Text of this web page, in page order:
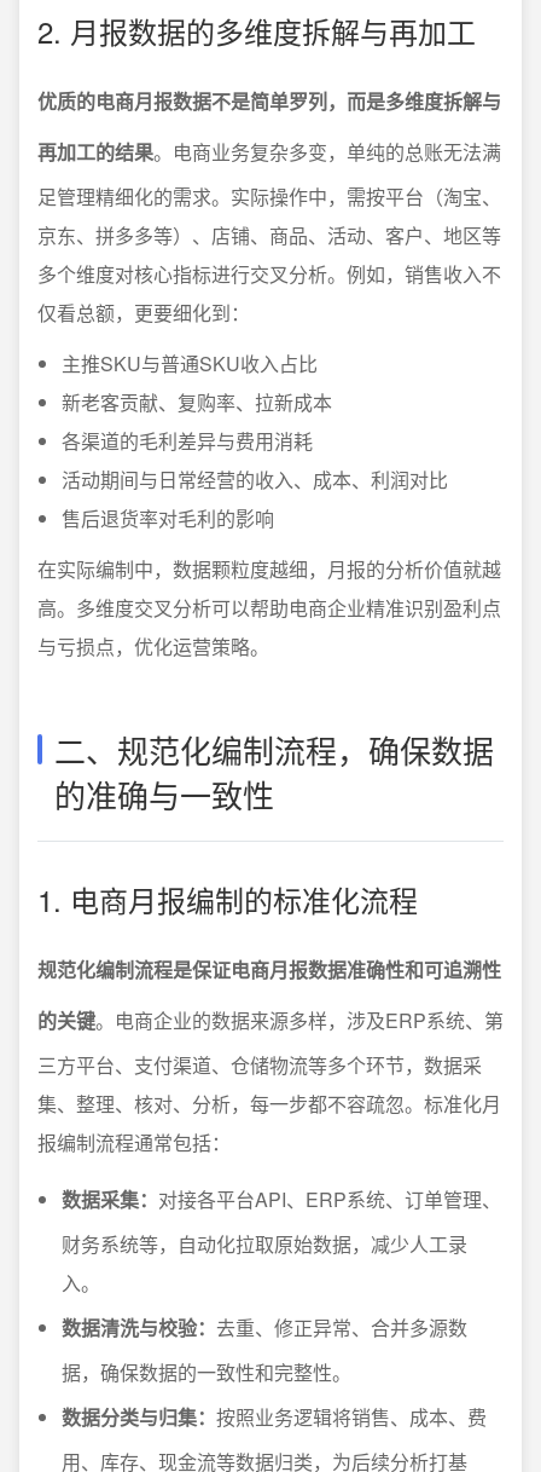
2. 月报数据的多维度拆解与再加工
优质的电商月报数据不是简单罗列，而是多维度拆解与
再加工的结果。电商业务复杂多变，单纯的总账无法满
足管理精细化的需求。实际操作中，需按平台（淘宝、
京东、拼多多等）、店铺、商品、活动、客户、地区等
多个维度对核心指标进行交叉分析。例如，销售收入不
仅看总额，更要细化到：
主推SKU与普通SKU收入占比
新老客贡献、复购率、拉新成本
各渠道的毛利差异与费用消耗
活动期间与日常经营的收入、成本、利润对比
售后退货率对毛利的影响
在实际编制中，数据颗粒度越细，月报的分析价值就越
高。多维度交叉分析可以帮助电商企业精准识别盈利点
与亏损点，优化运营策略。
二、规范化编制流程，确保数据
的准确与一致性
1. 电商月报编制的标准化流程
规范化编制流程是保证电商月报数据准确性和可追溯性
的关键。电商企业的数据来源多样，涉及ERP系统、第
三方平台、支付渠道、仓储物流等多个环节，数据采
集、整理、核对、分析，每一步都不容疏忽。标准化月
报编制流程通常包括：
数据采集： 对接各平台API、ERP系统、订单管理、
财务系统等，自动化拉取原始数据，减少人工录
入。
数据清洗与校验： 去重、修正异常、合并多源数
据，确保数据的一致性和完整性。
数据分类与归集： 按照业务逻辑将销售、成本、费
用、库存、现金流等数据归类，为后续分析打基